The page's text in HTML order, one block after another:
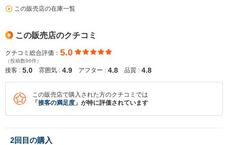
この販売店の在庫一覧
この販売店のクチコミ
クチコミ総合評価： 5.0
（投稿数96件）
接客 : 5.0 雰囲気 : 4.9 アフター : 4.8 品質 : 4.8
この販売店で購入された方のクチコミでは
「 接客の満足度 」が特に評価されています
2回目の購入